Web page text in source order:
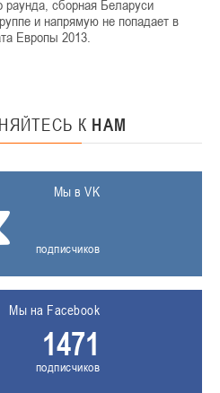
раунда, сборная Беларуси
и напрямую не попадает в
Европы 2013.
К НАМ
Мы в VK
подписчиков
Мы на Facebook
1471
подписчиков